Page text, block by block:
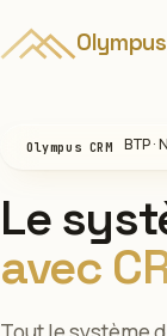
Olympus
Olympus CRM BTP
Le
avec